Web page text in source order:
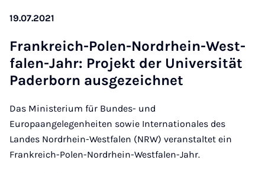
19.07.2021
Frankreich-Polen-Nordrhein-West­
falen-Jahr: Pro­jekt der Uni­versität
Pader­born aus­gezeich­net
Das Ministerium für Bundes- und
Europaangelegenheiten sowie Internationales des
Landes Nordrhein-Westfalen (NRW) veranstaltet ein
Frankreich-Polen-Nordrhein-Westfalen-Jahr.